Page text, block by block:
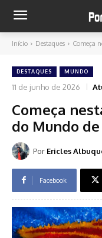
Início Destaques Começa
DESTAQUES MUNDO
11 de junho de 2026
Começa
do Mundo de
Por Ericles
Facebook